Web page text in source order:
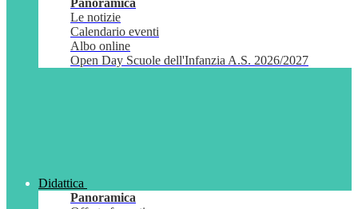
Panoramica
Le notizie
Calendario eventi
Albo online
Open Day Scuole dell'Infanzia A.S. 2026/2027
Didattica
Panoramica